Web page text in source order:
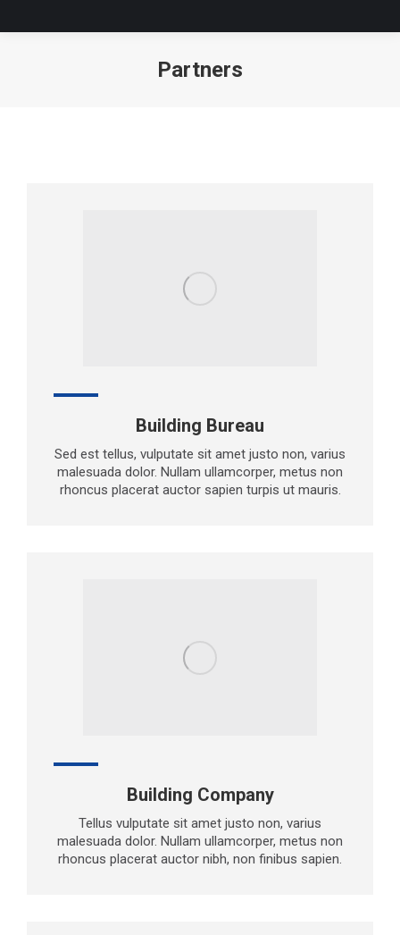
Partners
Building Bureau
Sed est tellus, vulputate sit amet justo non, varius
malesuada dolor. Nullam ullamcorper, metus non
rhoncus placerat auctor sapien turpis ut mauris.
Building Company
Tellus vulputate sit amet justo non, varius
malesuada dolor. Nullam ullamcorper, metus non
rhoncus placerat auctor nibh, non finibus sapien.